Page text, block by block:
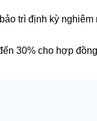
trì định kỳ nghiêm
30% cho hợp